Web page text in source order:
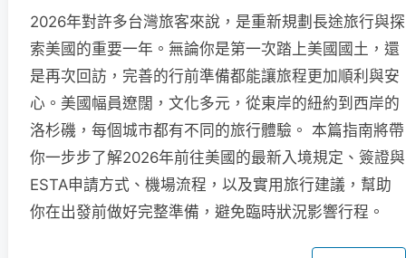
2026年對許多台灣旅客來說，是重新規劃長途旅行與探
索美國的重要一年。無論你是第一次踏上美國國土，還
是再次回訪，完善的行前準備都能讓旅程更加順利與安
心。美國幅員遼闊，文化多元，從東岸的紐約到西岸的
洛杉磯，每個城市都有不同的旅行體驗。 本篇指南將帶
你一步步了解2026年前往美國的最新入境規定、簽證與
ESTA申請方式、機場流程，以及實用旅行建議，幫助
你在出發前做好完整準備，避免臨時狀況影響行程。